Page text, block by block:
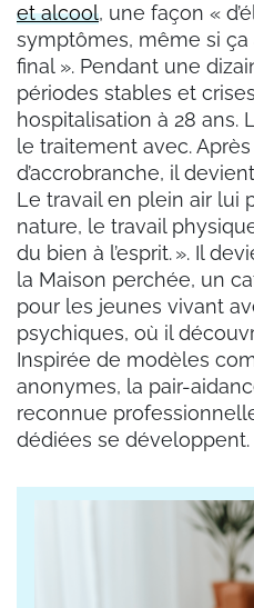
et alcool, une façon «
symptômes, même si
final ». Pendant une
périodes stables et
hospitalisation à 28 ans.
le traitement avec.
d’accrobranche, il devient
Le travail en plein air lui
nature, le travail
du bien à l’esprit. ». Il
la Maison perchée, un
pour les jeunes vivant
psychiques, où il
Inspirée de modèles
anonymes, la pair-
reconnue
dédiées se développent.